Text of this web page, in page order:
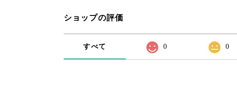
ショップの評価
すべて 0 0